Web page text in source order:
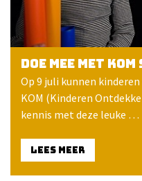
Doe mee met
Op 9 juli kunnen
KOM (Kinderen
kennis met deze leuke …
LEES MEER